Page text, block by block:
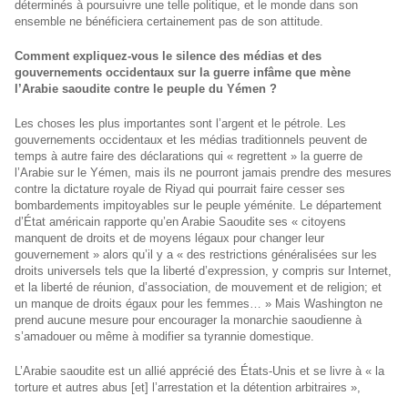
déterminés à poursuivre une telle politique, et le monde dans son
ensemble ne bénéficiera certainement pas de son attitude.
Comment expliquez-vous le silence des médias et des
gouvernements occidentaux sur la guerre infâme que mène
l’Arabie saoudite contre le peuple du Yémen ?
Les choses les plus importantes sont l’argent et le pétrole. Les
gouvernements occidentaux et les médias traditionnels peuvent de
temps à autre faire des déclarations qui « regrettent » la guerre de
l’Arabie sur le Yémen, mais ils ne pourront jamais prendre des mesures
contre la dictature royale de Riyad qui pourrait faire cesser ses
bombardements impitoyables sur le peuple yéménite. Le département
d’État américain rapporte qu’en Arabie Saoudite ses « citoyens
manquent de droits et de moyens légaux pour changer leur
gouvernement » alors qu’il y a « des restrictions généralisées sur les
droits universels tels que la liberté d’expression, y compris sur Internet,
et la liberté de réunion, d’association, de mouvement et de religion; et
un manque de droits égaux pour les femmes… » Mais Washington ne
prend aucune mesure pour encourager la monarchie saoudienne à
s’amadouer ou même à modifier sa tyrannie domestique.
L’Arabie saoudite est un allié apprécié des États-Unis et se livre à « la
torture et autres abus [et] l’arrestation et la détention arbitraires »,